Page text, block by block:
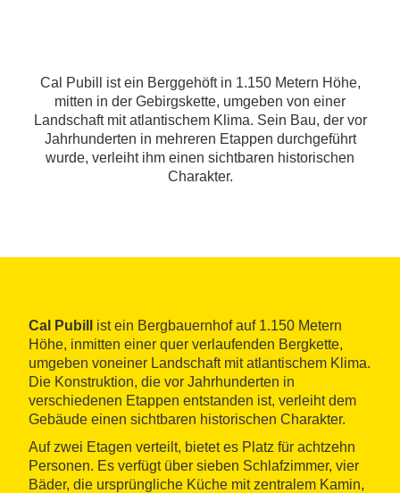
Cal Pubill ist ein Berggehöft in 1.150 Metern Höhe,
mitten in der Gebirgskette, umgeben von einer
Landschaft mit atlantischem Klima. Sein Bau, der vor
Jahrhunderten in mehreren Etappen durchgeführt
wurde, verleiht ihm einen sichtbaren historischen
Charakter.
Cal Pubill
ist ein Bergbauernhof auf 1.150 Metern
Höhe, inmitten einer quer verlaufenden Bergkette,
umgeben voneiner Landschaft mit atlantischem Klima.
Die Konstruktion, die vor Jahrhunderten in
verschiedenen Etappen entstanden ist, verleiht dem
Gebäude einen sichtbaren historischen Charakter.
Auf zwei Etagen verteilt, bietet es Platz für achtzehn
Personen. Es verfügt über sieben Schlafzimmer, vier
Bäder, die ursprüngliche Küche mit zentralem Kamin,